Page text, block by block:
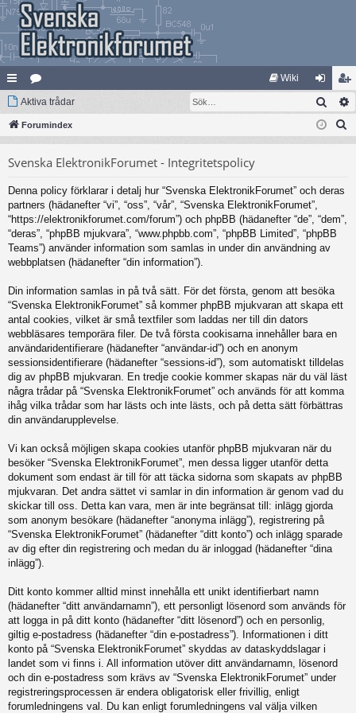
na
bb
ar
at
eg
Wiki
og
ga
li
m
m
Aktiva trådar Sök
Forumindex
Svenska ElektronikForumet - Integritetspolicy
Denna policy förklarar i detalj hur “Svenska ElektronikForumet” och deras
partners (hädanefter “vi”, “oss”, “vår”, “Svenska ElektronikForumet”,
“https://elektronikforumet.com/forum”) och phpBB (hädanefter “de”, “dem”,
“deras”, “phpBB mjukvara”, “www.phpbb.com”, “phpBB Limited”, “phpBB
Teams”) använder information som samlas in under din användning av
webbplatsen (hädanefter “din information”).
Din information samlas in på två sätt. För det första, genom att besöka
“Svenska ElektronikForumet” så kommer phpBB mjukvaran att skapa ett
antal cookies, vilket är små textfiler som laddas ner till din dators
webbläsares temporära filer. De två första cookisarna innehåller bara en
användaridentifierare (hädanefter “användar-id”) och en anonym
sessionsidentifierare (hädanefter “sessions-id”), som automatiskt tilldelas
dig av phpBB mjukvaran. En tredje cookie kommer skapas när du väl läst
några trådar på “Svenska ElektronikForumet” och används för att komma
ihåg vilka trådar som har lästs och inte lästs, och på detta sätt förbättras
din användarupplevelse.
Vi kan också möjligen skapa cookies utanför phpBB mjukvaran när du
besöker “Svenska ElektronikForumet”, men dessa ligger utanför detta
dokument som endast är till för att täcka sidorna som skapats av phpBB
mjukvaran. Det andra sättet vi samlar in din information är genom vad du
skickar till oss. Detta kan vara, men är inte begränsat till: inlägg gjorda
som anonym besökare (hädanefter “anonyma inlägg”), registrering på
“Svenska ElektronikForumet” (hädanefter “ditt konto”) och inlägg sparade
av dig efter din registrering och medan du är inloggad (hädanefter “dina
inlägg”).
Ditt konto kommer alltid minst innehålla ett unikt identifierbart namn
(hädanefter “ditt användarnamn”), ett personligt lösenord som används för
att logga in på ditt konto (hädanefter “ditt lösenord”) och en personlig,
giltig e-postadress (hädanefter “din e-postadress”). Informationen i ditt
konto på “Svenska ElektronikForumet” skyddas av dataskyddslagar i
landet som vi finns i. All information utöver ditt användarnamn, lösenord
och din e-postadress som krävs av “Svenska ElektronikForumet” under
registreringsprocessen är endera obligatorisk eller frivillig, enligt
forumledningens val. Du kan enligt forumledningens val välja vilken